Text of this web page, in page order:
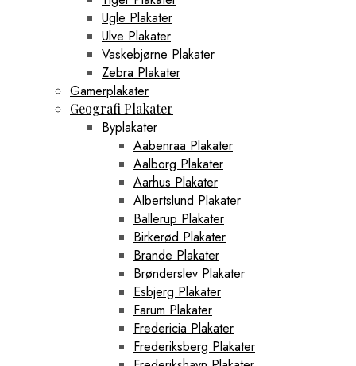
Ugle Plakater
Ulve Plakater
Vaskebjørne Plakater
Zebra Plakater
Gamerplakater
Geografi Plakater
Byplakater
Aabenraa Plakater
Aalborg Plakater
Aarhus Plakater
Albertslund Plakater
Ballerup Plakater
Birkerød Plakater
Brande Plakater
Brønderslev Plakater
Esbjerg Plakater
Farum Plakater
Fredericia Plakater
Frederiksberg Plakater